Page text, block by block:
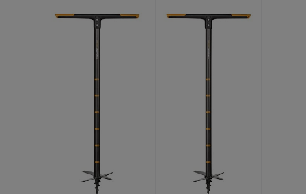
era:
€27.00.
è:
era:
€75.00.
è: